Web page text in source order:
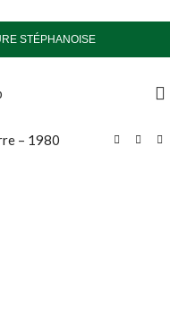
STÉPHANOISE
– 1980